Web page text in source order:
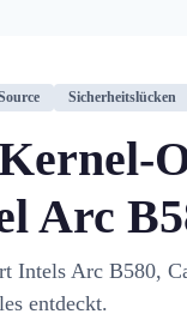
Sicherheitslücken
Arc
Intels Arc B580,
entdeckt.